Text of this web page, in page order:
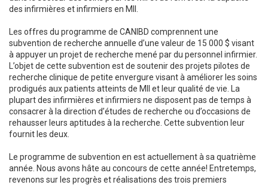
des infirmières et infirmiers en MII.
Les offres du programme de CANIBD comprennent une
subvention de recherche annuelle d’une valeur de 15 000 $ visant
à appuyer un projet de recherche mené par du personnel infirmier.
L’objet de cette subvention est de soutenir des projets pilotes de
recherche clinique de petite envergure visant à améliorer les soins
prodigués aux patients atteints de MII et leur qualité de vie. La
plupart des infirmières et infirmiers ne disposent pas de temps à
consacrer à la direction d’études de recherche ou d’occasions de
rehausser leurs aptitudes à la recherche. Cette subvention leur
fournit les deux.
Le programme de subvention en est actuellement à sa quatrième
année. Nous avons hâte au concours de cette année! Entretemps,
revenons sur les progrès et réalisations des trois premiers